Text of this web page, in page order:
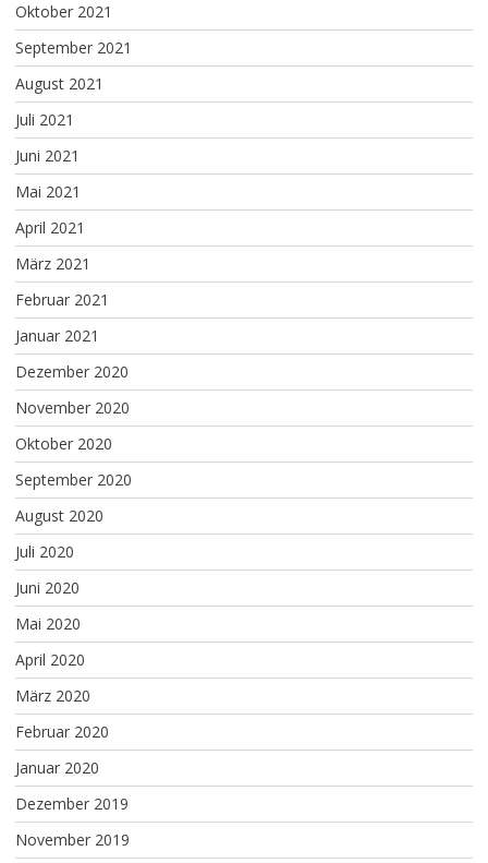
Oktober 2021
September 2021
August 2021
Juli 2021
Juni 2021
Mai 2021
April 2021
März 2021
Februar 2021
Januar 2021
Dezember 2020
November 2020
Oktober 2020
September 2020
August 2020
Juli 2020
Juni 2020
Mai 2020
April 2020
März 2020
Februar 2020
Januar 2020
Dezember 2019
November 2019